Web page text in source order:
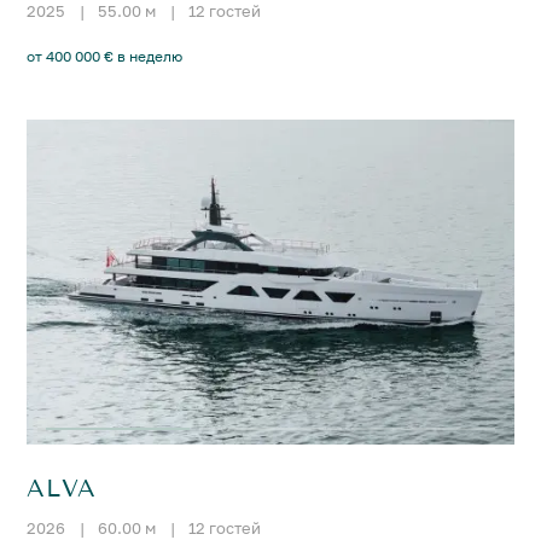
2025 | 55.00 м | 12 гостей
от 400 000 € в неделю
ALVA
2026 | 60.00 м | 12 гостей